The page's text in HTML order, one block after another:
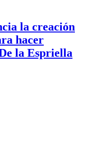
la creación
hacer
la Espriella